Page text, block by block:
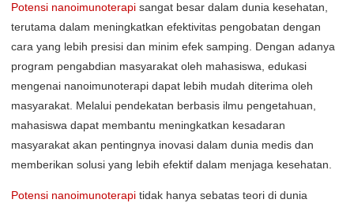
Potensi nanoimunoterapi sangat besar dalam dunia kesehatan,
terutama dalam meningkatkan efektivitas pengobatan dengan
cara yang lebih presisi dan minim efek samping. Dengan adanya
program pengabdian masyarakat oleh mahasiswa, edukasi
mengenai nanoimunoterapi dapat lebih mudah diterima oleh
masyarakat. Melalui pendekatan berbasis ilmu pengetahuan,
mahasiswa dapat membantu meningkatkan kesadaran
masyarakat akan pentingnya inovasi dalam dunia medis dan
memberikan solusi yang lebih efektif dalam menjaga kesehatan.
Potensi nanoimunoterapi tidak hanya sebatas teori di dunia